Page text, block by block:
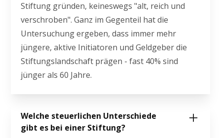
Stiftung gründen, keineswegs "alt, reich und
verschroben". Ganz im Gegenteil hat die
Untersuchung ergeben, dass immer mehr
jüngere, aktive Initiatoren und Geldgeber die
Stiftungslandschaft prägen - fast 40% sind
jünger als 60 Jahre.
Welche steuerlichen Unterschiede
gibt es bei einer Stiftung?